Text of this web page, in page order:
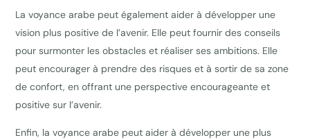
La voyance arabe peut également aider à développer une
vision plus positive de l’avenir. Elle peut fournir des conseils
pour surmonter les obstacles et réaliser ses ambitions. Elle
peut encourager à prendre des risques et à sortir de sa zone
de confort, en offrant une perspective encourageante et
positive sur l’avenir.
Enfin, la voyance arabe peut aider à développer une plus